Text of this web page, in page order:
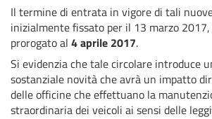
Il termine di entrata in vigore di tali
inizialmente fissato per il 13 marzo
prorogato al 4 aprile 2017.
Si evidenzia che tale circolare introduce
sostanziale novità che avrà un impatto
delle officine che effettuano la
straordinaria dei veicoli ai sensi delle